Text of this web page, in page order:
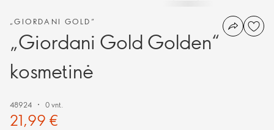
„GIORDANI GOLD“
„Giordani Gold Golden“
kosmetinė
48924 0 vnt.
21,99 €